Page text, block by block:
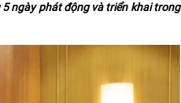
5 ngày phát động và triển khai trong